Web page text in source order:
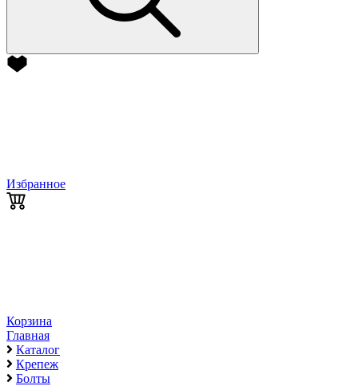
Избранное
Корзина
Главная
Каталог
Крепеж
Болты